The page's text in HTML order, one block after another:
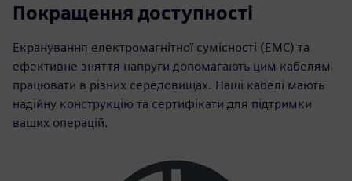
Покращення доступності
Екранування електромагнітної сумісності (ЕМС) та
ефективне зняття напруги допомагають цим кабелям
працювати в різних середовищах. Наші кабелі мають
надійну конструкцію та сертифікати для підтримки
ваших операцій.